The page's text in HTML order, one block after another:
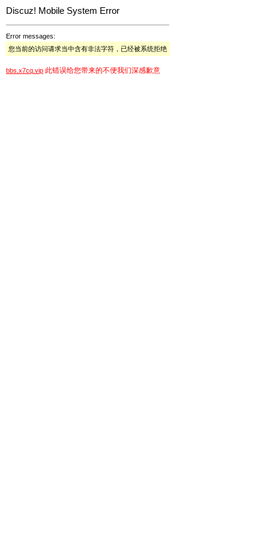
Discuz! Mobile System Error
Error messages:
您当前的访问请求当中含有非法字符，已经被系统拒绝
bbs.x7cq.vip 此错误给您带来的不便我们深感歉意